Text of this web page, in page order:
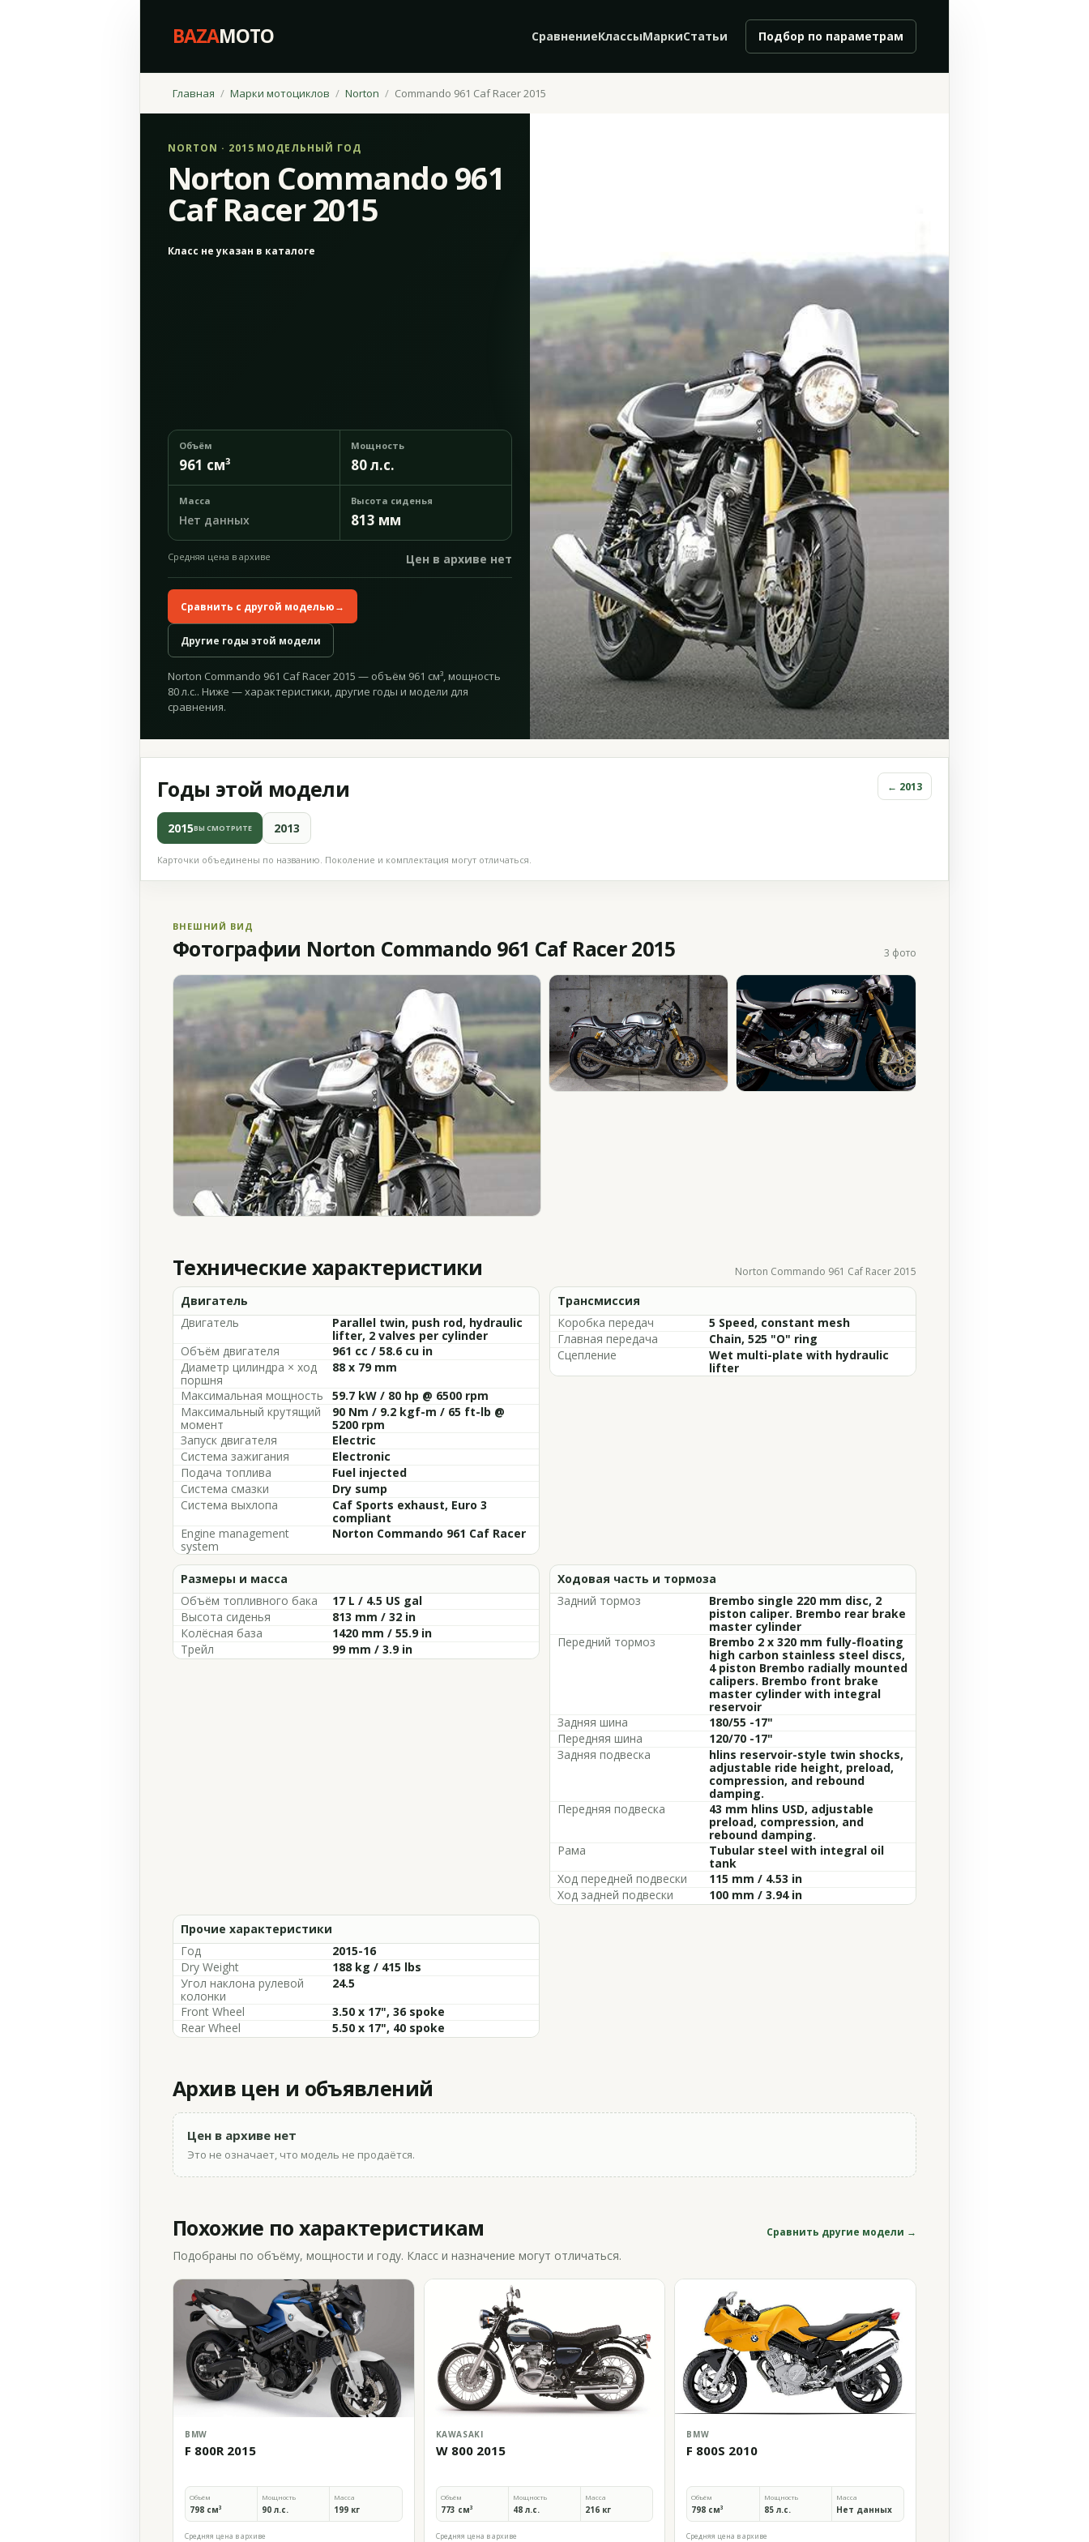
BAZAMOTO СравнениеКлассыМаркиСтатьи Подбор по параметрам
Главная Марки мотоциклов Norton Commando 961 Caf Racer 2015
NORTON · 2015 МОДЕЛЬНЫЙ ГОД
Norton Commando 961
Caf Racer 2015
Класс не указан в каталоге
Объём
961 см³
Мощность
80 л.с.
Масса
Нет данных
Высота сиденья
813 мм
Средняя цена в архиве Цен в архиве нет
Сравнить с другой моделью→
Другие годы этой модели
Norton Commando 961 Caf Racer 2015 — объём 961 см³, мощность
80 л.с.. Ниже — характеристики, другие годы и модели для
сравнения.
Годы этой модели ← 2013
2015ВЫ СМОТРИТЕ 2013
Карточки объединены по названию. Поколение и комплектация могут отличаться.
ВНЕШНИЙ ВИД
Фотографии Norton Commando 961 Caf Racer 2015 3 фото
Технические характеристики Norton Commando 961 Caf Racer 2015
Двигатель
Двигатель
Parallel twin, push rod, hydraulic
lifter, 2 valves per cylinder
Объём двигателя
961 cc / 58.6 cu in
Диаметр цилиндра × ход
поршня
88 x 79 mm
Максимальная мощность
59.7 kW / 80 hp @ 6500 rpm
Максимальный крутящий
момент
90 Nm / 9.2 kgf-m / 65 ft-lb @
5200 rpm
Запуск двигателя
Electric
Система зажигания
Electronic
Подача топлива
Fuel injected
Система смазки
Dry sump
Система выхлопа
Caf Sports exhaust, Euro 3
compliant
Engine management
system
Norton Commando 961 Caf Racer
Трансмиссия
Коробка передач
5 Speed, constant mesh
Главная передача
Chain, 525 "O" ring
Сцепление
Wet multi-plate with hydraulic
lifter
Размеры и масса
Объём топливного бака
17 L / 4.5 US gal
Высота сиденья
813 mm / 32 in
Колёсная база
1420 mm / 55.9 in
Трейл
99 mm / 3.9 in
Ходовая часть и тормоза
Задний тормоз
Brembo single 220 mm disc, 2
piston caliper. Brembo rear brake
master cylinder
Передний тормоз
Brembo 2 x 320 mm fully-floating
high carbon stainless steel discs,
4 piston Brembo radially mounted
calipers. Brembo front brake
master cylinder with integral
reservoir
Задняя шина
180/55 -17"
Передняя шина
120/70 -17"
Задняя подвеска
hlins reservoir-style twin shocks,
adjustable ride height, preload,
compression, and rebound
damping.
Передняя подвеска
43 mm hlins USD, adjustable
preload, compression, and
rebound damping.
Рама
Tubular steel with integral oil
tank
Ход передней подвески
115 mm / 4.53 in
Ход задней подвески
100 mm / 3.94 in
Прочие характеристики
Год
2015-16
Dry Weight
188 kg / 415 lbs
Угол наклона рулевой
колонки
24.5
Front Wheel
3.50 x 17", 36 spoke
Rear Wheel
5.50 x 17", 40 spoke
Архив цен и объявлений
Цен в архиве нет
Это не означает, что модель не продаётся.
Похожие по характеристикам Сравнить другие модели →
Подобраны по объёму, мощности и году. Класс и назначение могут отличаться.
BMW
F 800R 2015
Объём
798 см³
Мощность
90 л.с.
Масса
199 кг
Средняя цена в архиве
KAWASAKI
W 800 2015
Объём
773 см³
Мощность
48 л.с.
Масса
216 кг
Средняя цена в архиве
BMW
F 800S 2010
Объём
798 см³
Мощность
85 л.с.
Масса
Нет данных
Средняя цена в архиве